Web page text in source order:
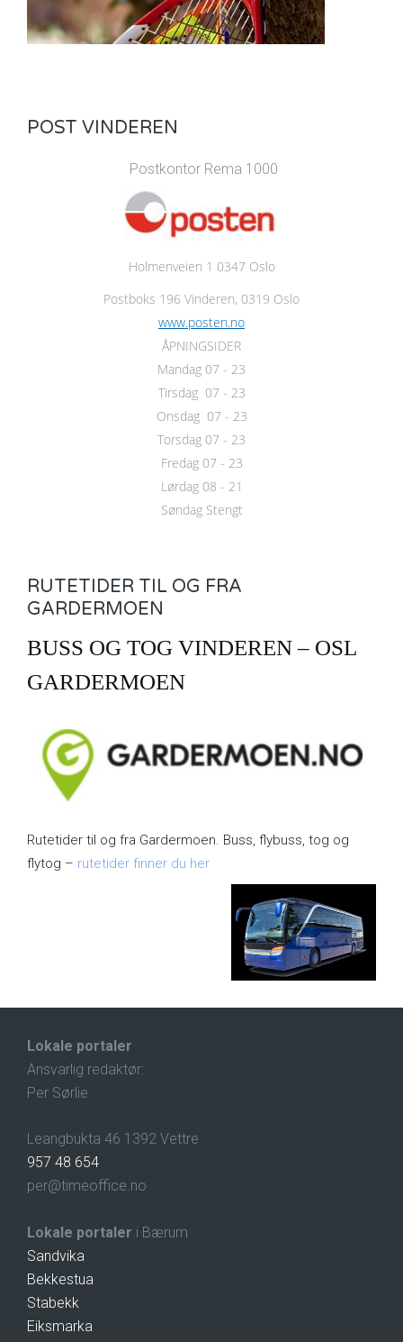
POST VINDEREN
Postkontor Rema 1000
Holmenveien 1 0347 Oslo
Postboks 196 Vinderen, 0319 Oslo
www.posten.no
ÅPNINGSIDER
Mandag 07 - 23
Tirsdag 07 - 23
Onsdag 07 - 23
Torsdag 07 - 23
Fredag 07 - 23
Lørdag 08 - 21
Søndag Stengt
RUTETIDER TIL OG FRA
GARDERMOEN
BUSS OG TOG VINDEREN – OSL
GARDERMOEN
Rutetider til og fra Gardermoen. Buss, flybuss, tog og
flytog – rutetider finner du her
Lokale portaler
Ansvarlig redaktør:
Per Sørlie
Leangbukta 46 1392 Vettre
957 48 654
per@timeoffice.no
Lokale portaler i Bærum
Sandvika
Bekkestua
Stabekk
Eiksmarka